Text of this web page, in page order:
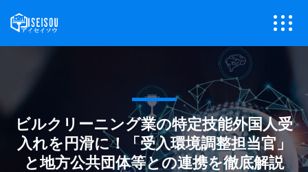
ビルクリーニング業の特定技能外国人受
入れを円滑に！「受入環境調整担当官」
と地方公共団体等との連携を徹底解説